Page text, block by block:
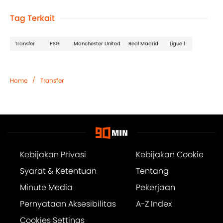
Tag Terkait
Transfer PSG Manchester United Real Madrid Ligue 1
Home / Transfer
Kebijakan Privasi
Kebijakan Cookie
Syarat & Ketentuan
Tentang
Minute Media
Pekerjaan
Pernyataan Aksesibilitas
A-Z Index
Cookies Settings